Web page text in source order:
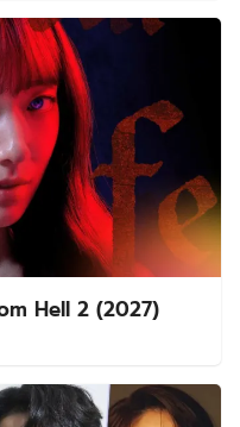
Who Sees Fate